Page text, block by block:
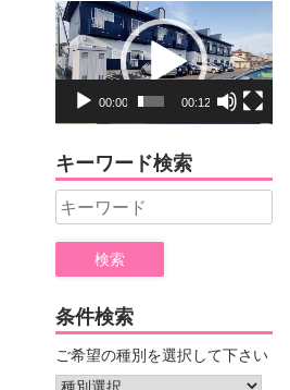
動
画
プ
ー
00:00 00:12
キーワード検索
Search
for:
条件検索
ご希望の種別を選択して下さい